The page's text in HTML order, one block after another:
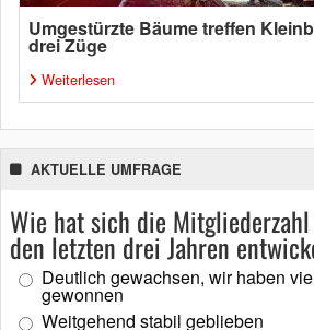
Umgestürzte Bäume treffen
drei Züge
Weiterlesen
AKTUELLE UMFRAGE
Wie hat sich die
den letzten drei Jahren
Deutlich gewachsen, wir haben
gewonnen
Weitgehend stabil geblieben